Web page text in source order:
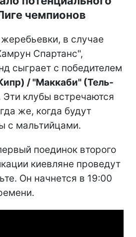
чемпионов
в случае
Спартанс",
сыграет с победителем
/ "Маккаби" (Тель-
Эти клубы встречаются
же, когда будут
с мальтийцами.
поединок второго
киевляне проведут
Он начнется в 19:00